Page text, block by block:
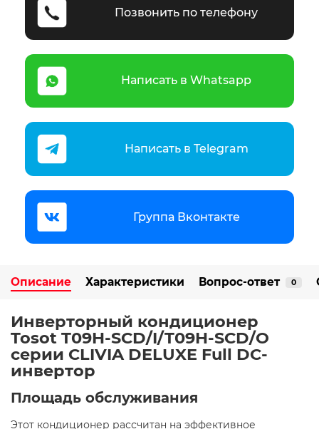
Позвонить по телефону
Написать в Whatsapp
Написать в Telegram
Группа Вконтакте
Описание Характеристики Вопрос-ответ 0
Инверторный кондиционер
Tosot T09H-SCD/I/T09H-SCD/O
серии CLIVIA DELUXE Full DC-
инвертор
Площадь обслуживания
Этот кондиционер рассчитан на эффективное